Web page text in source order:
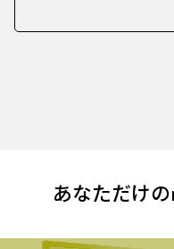
あなただけ